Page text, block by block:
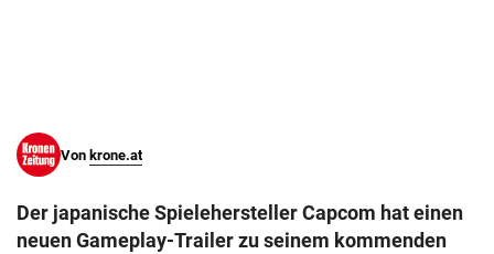
Von krone.at
Der japanische Spielehersteller Capcom hat einen
neuen Gameplay-Trailer zu seinem kommenden